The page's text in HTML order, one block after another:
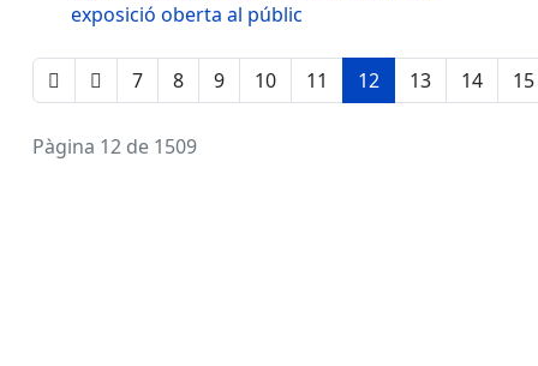
exposició oberta al públic
7 8 9 10 11 12 13 14 15
Pàgina 12 de 1509